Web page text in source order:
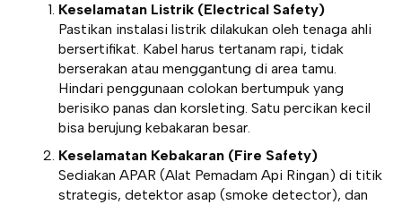
Keselamatan Listrik (Electrical Safety)
Pastikan instalasi listrik dilakukan oleh tenaga ahli
bersertifikat. Kabel harus tertanam rapi, tidak
berserakan atau menggantung di area tamu.
Hindari penggunaan colokan bertumpuk yang
berisiko panas dan korsleting. Satu percikan kecil
bisa berujung kebakaran besar.
Keselamatan Kebakaran (Fire Safety)
Sediakan APAR (Alat Pemadam Api Ringan) di titik
strategis, detektor asap (smoke detector), dan